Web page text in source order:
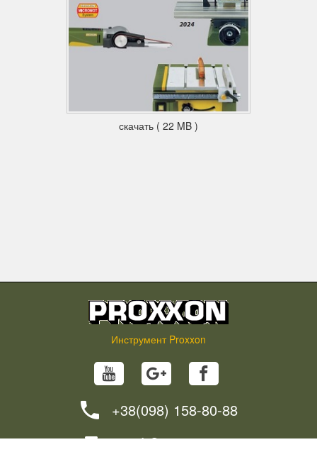
Размеры T-образных пазов 12 x 6 x 5 мм
Расстояние между T-образными пазами 25 мм
Занимаемая площадь 130 x 225 мм
скачать ( 22 MB )
Инструмент Proxxon
+38(098) 158-80-88
info@proxxon.in.ua